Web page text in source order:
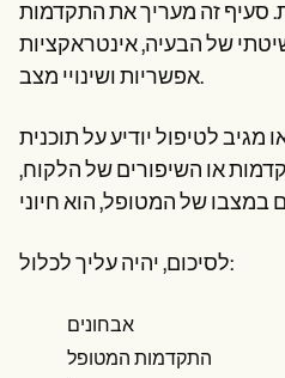
סעיף זה מעריך את התקדמות
של הבעיה, אינטראקציות
אפשריות ושינויי מצב.
מגיב לטיפול יודיע על תוכנית
או השיפורים של הלקוח,
לסיכום, יהיה עליך לכלול:
אבחונים
התקדמות המטופל